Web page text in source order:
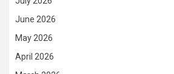
June 2026
May 2026
April 2026